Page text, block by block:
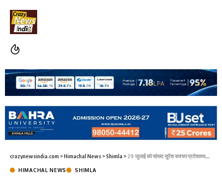
crazynewsindia.com >Himachal News >Shimla > 29 जुलाई को सांसद सुरेश कश्यप प्रदेशाध्यक्ष का कार्यभार संभालेंगे
HIMACHAL NEWS SHIMLA